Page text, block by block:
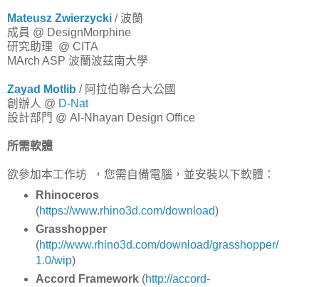
Mateusz Zwierzycki / 波蘭
成員 @ DesignMorphine
研究助理 @ CITA
MArch ASP 波蘭波茲南大學
Zayad Motlib / 阿拉伯聯合大公國
創辦人 @ D-Nat
設計部門 @ Al-Nhayan Design Office
所需軟體
欲參加本工作坊 ，您需自備電腦，並安裝以下軟體：
Rhinoceros
(https://www.rhino3d.com/download)
Grasshopper
(http://www.rhino3d.com/download/grasshopper/
1.0/wip)
Accord Framework(http://accord-